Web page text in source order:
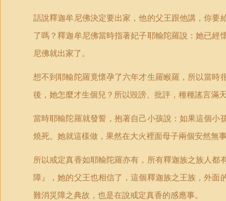
話說釋迦牟尼佛決定要出家，他的父王跟他講，你
了嗎？釋迦牟尼佛當時指著妃子耶輸陀羅說：她已
尼佛就出家了。
想不到耶輸陀羅竟懷孕了六年才生羅睺羅，所以當
後，她怎麼才生個兒？所以毀謗、批評，種種謠言滿
當時耶輸陀羅就發誓，抱著自己小孩說：如果這個
燒死。她就這樣做，果然在大火裡面母子兩個安然無
所以戒定真香如耶輸陀羅亦有，所有釋迦族之族人
障』，她的父王也相信了，這個釋迦族之王族，外
難消災障之典故，也是在說戒定真香的感應事。